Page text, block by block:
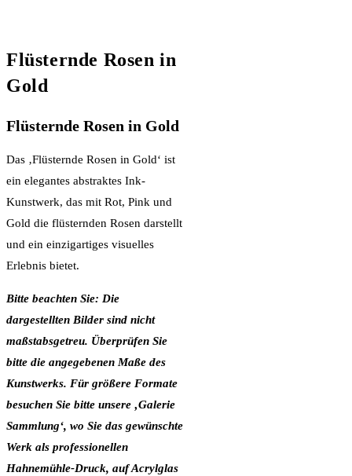
Flüsternde Rosen in
Gold
Flüsternde Rosen in Gold
Das ‚Flüsternde Rosen in Gold‘ ist
ein elegantes abstraktes Ink-
Kunstwerk, das mit Rot, Pink und
Gold die flüsternden Rosen darstellt
und ein einzigartiges visuelles
Erlebnis bietet.
Bitte beachten Sie: Die
dargestellten Bilder sind nicht
maßstabsgetreu. Überprüfen Sie
bitte die angegebenen Maße des
Kunstwerks. Für größere Formate
besuchen Sie bitte unsere ‚Galerie
Sammlung‘, wo Sie das gewünschte
Werk als professionellen
Hahnemühle-Druck, auf Acrylglas